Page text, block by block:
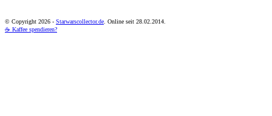
© Copyright 2026 - Starwarscollector.de . Online seit 28.02.2014.
☕ Kaffee spendieren?